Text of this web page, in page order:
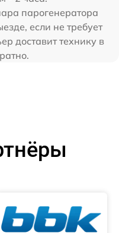
парогенератора
если не требует
доставит технику в